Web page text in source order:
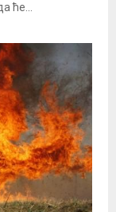
ће...